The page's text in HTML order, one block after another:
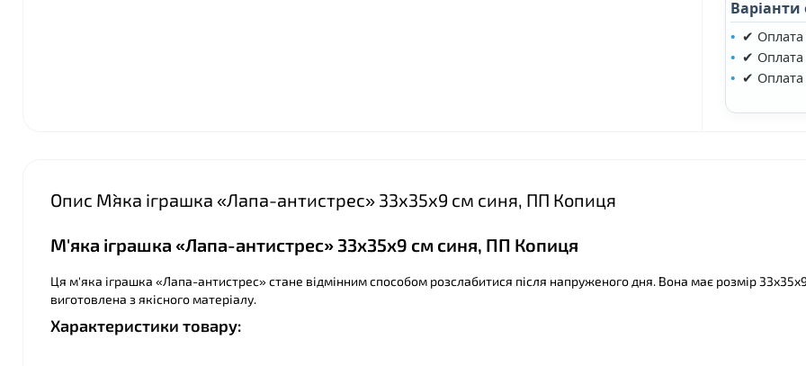
✔ Оплата
✔ Оплата
✔ Оплата
Опис М`яка іграшка «Лапа-антистрес» 33х35х9 см синя, ПП Копиця
М'яка іграшка «Лапа-антистрес» 33х35х9 см синя, ПП Копиця
Ця м'яка іграшка «Лапа-антистрес» стане відмінним способом розслабитися після напруженого дня. Вона має розмір
виготовлена з якісного матеріалу.
Характеристики товару: